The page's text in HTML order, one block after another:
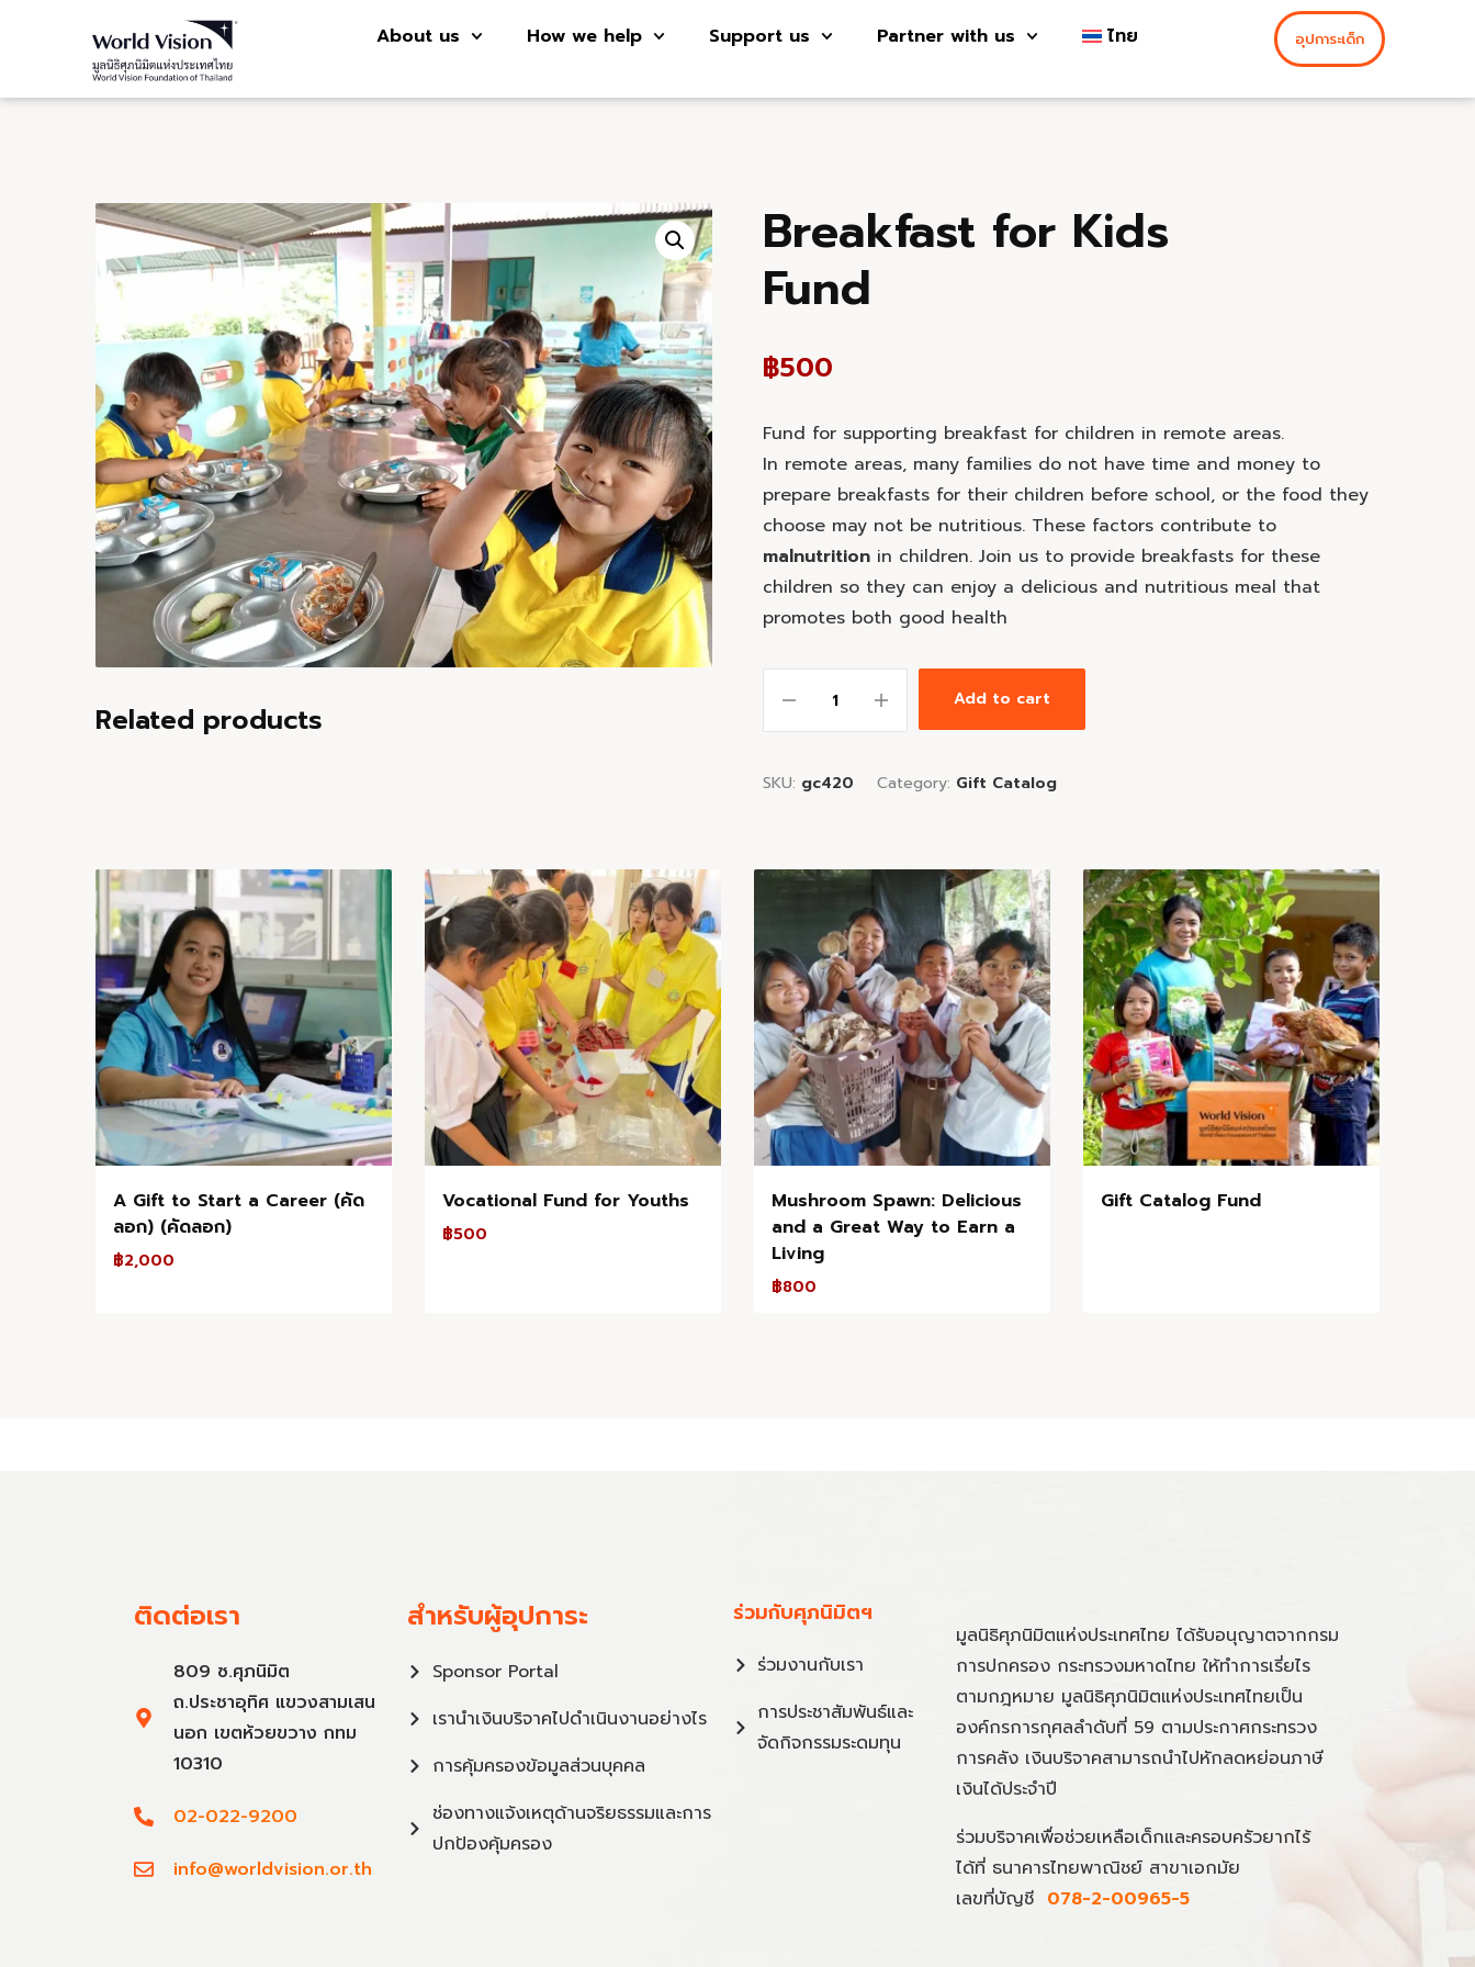
About us How we help Support us Partner with us ไทย อุปการะเด็ก
Breakfast for Kids
Fund
฿500
Fund for supporting breakfast for children in remote areas.
In remote areas, many families do not have time and money to
prepare breakfasts for their children before school, or the food they
choose may not be nutritious. These factors contribute to
malnutrition in children. Join us to provide breakfasts for these
children so they can enjoy a delicious and nutritious meal that
promotes both good health
Add to cart
SKU: gc420 Category: Gift Catalog
Related products
A Gift to Start a Career (คัด
ลอก) (คัดลอก)
฿2,000
Vocational Fund for Youths
฿500
Mushroom Spawn: Delicious
and a Great Way to Earn a
Living
฿800
Gift Catalog Fund
ติดต่อเรา
809 ซ.ศุภนิมิต
ถ.ประชาอุทิศ แขวงสามเสน
นอก เขตห้วยขวาง กทม
10310
02-022-9200
info@worldvision.or.th
สำหรับผู้อุปการะ
Sponsor Portal
เรานำเงินบริจาคไปดำเนินงานอย่างไร
การคุ้มครองข้อมูลส่วนบุคคล
ช่องทางแจ้งเหตุด้านจริยธรรมและการ
ปกป้องคุ้มครอง
ร่วมกับศุภนิมิตฯ
ร่วมงานกับเรา
การประชาสัมพันธ์และ
จัดกิจกรรมระดมทุน
มูลนิธิศุภนิมิตแห่งประเทศไทย ได้รับอนุญาตจากกรม
การปกครอง กระทรวงมหาดไทย ให้ทำการเรี่ยไร
ตามกฎหมาย มูลนิธิศุภนิมิตแห่งประเทศไทยเป็น
องค์กรการกุศลลำดับที่ 59 ตามประกาศกระทรวง
การคลัง เงินบริจาคสามารถนำไปหักลดหย่อนภาษี
เงินได้ประจำปี
ร่วมบริจาคเพื่อช่วยเหลือเด็กและครอบครัวยากไร้
ได้ที่ ธนาคารไทยพาณิชย์ สาขาเอกมัย
เลขที่บัญชี 078-2-00965-5